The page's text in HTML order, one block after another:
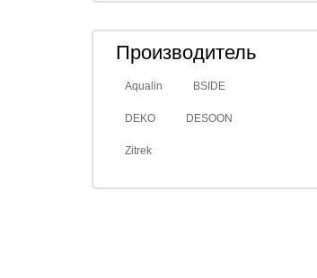
Производитель
Aqualin BSIDE
DEKO DESOON
Zitrek